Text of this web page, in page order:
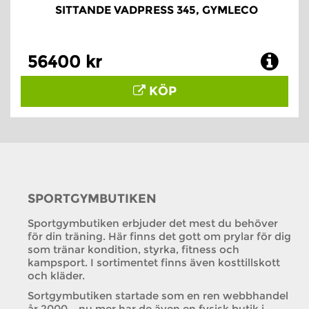
SITTANDE VADPRESS 345, GYMLECO
56400 kr
KÖP
SPORTGYMBUTIKEN
Sportgymbutiken erbjuder det mest du behöver
för din träning. Här finns det gott om prylar för dig
som tränar kondition, styrka, fitness och
kampsport. I sortimentet finns även kosttillskott
och kläder.
Sortgymbutiken startade som en ren webbhandel